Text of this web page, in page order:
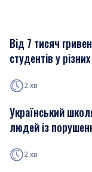
Від 7 тисяч
студентів у
2 хв
Український
людей із
2 хв